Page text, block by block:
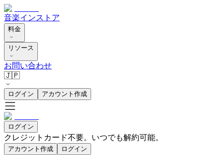
音楽インストア
料金
リソース
お問い合わせ
🇯🇵
ログイン アカウント作成
ログイン
クレジットカード不要。いつでも解約可能。
アカウント作成 ログイン